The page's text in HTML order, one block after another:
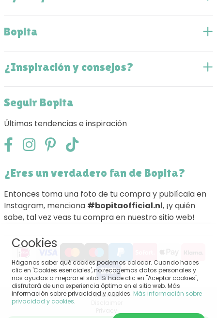
Bopita
¿Inspiración y consejos?
Seguir Bopita
Últimas tendencias e inspiración
¿Eres un verdadero fan de Bopita?
Entonces toma una foto de tu compra y publícala en
Instagram, menciona #bopitaofficial.nl, ¡y quién
sabe, tal vez veas tu compra en nuestro sitio web!
Sitemap
Cookies
Háganos saber qué cookies podemos colocar. Cuando haces
clic en 'Cookies esenciales', no recogemos datos personales y
nos ayudas a mejorar el sitio. Si hace clic en "Aceptar cookies",
disfrutará de una experiencia óptima en el sitio web. Más
información sobre privacidad y cookies. Más información sobre
privacidad y cookies.